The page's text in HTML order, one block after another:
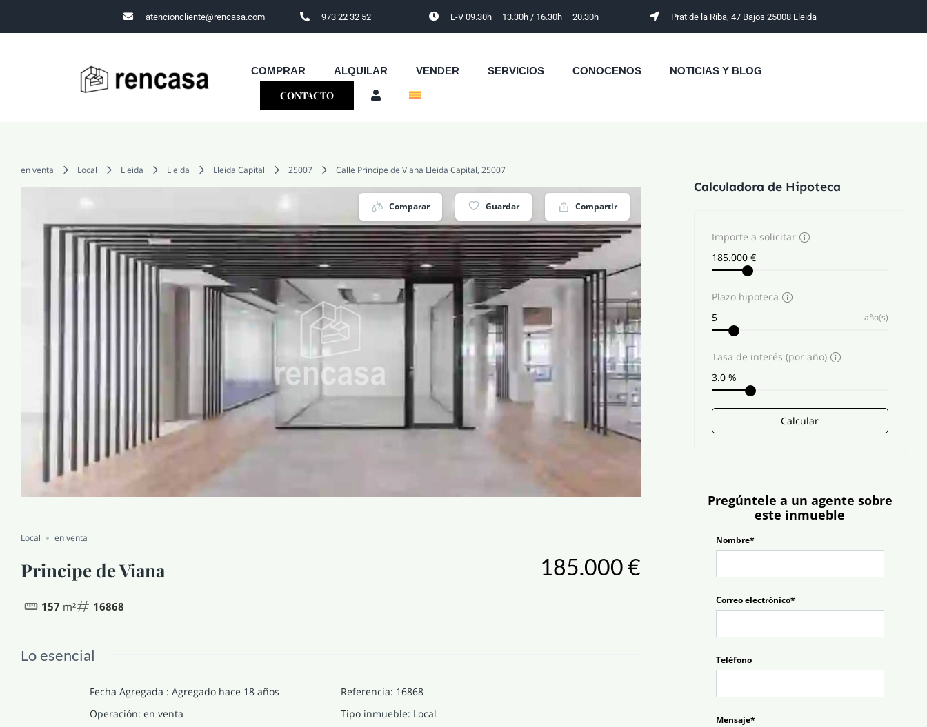
to
atencioncliente@rencasa.com 973 22 32 52 L-V 09.30h – 13.30h / 16.30h – 20.30h Prat de la Riba, 47 Bajos 25008 Lleida
COMPRAR ALQUILAR VENDER SERVICIOS CONOCENOS NOTICIAS Y BLOG
CONTACTO
en venta Local Lleida Lleida Lleida Capital 25007 Calle Principe de Viana Lleida Capital, 25007
Comparar Guardar Compartir
Local en venta
Principe de Viana
157 m² 16868
185.000 €
Lo esencial
Fecha Agregada : Agregado hace 18 años Referencia: 16868
Operación: en venta Tipo inmueble: Local
Calculadora de Hipoteca
Importe a solicitar
Plazo hipoteca
año(s)
Tasa de interés (por año)
Calcular
Pregúntele a un agente sobre
este inmueble
Nombre*
Correo electrónico*
Teléfono
Mensaje*